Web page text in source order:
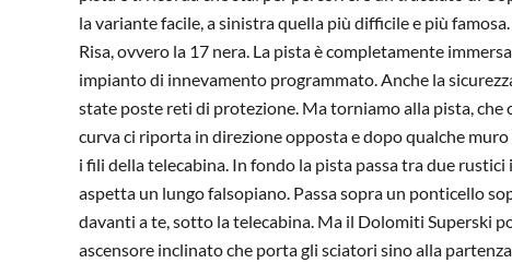
la variante facile, a sinistra quella più difficile e più
Risa, ovvero la 17 nera. La pista è completamente
impianto di innevamento programmato. Anche la
state poste reti di protezione. Ma torniamo alla pista, che
curva ci riporta in direzione opposta e dopo qualche
i fili della telecabina. In fondo la pista passa tra due
aspetta un lungo falsopiano. Passa sopra un ponticello
davanti a te, sotto la telecabina. Ma il Dolomiti Superski
ascensore inclinato che porta gli sciatori sino alla